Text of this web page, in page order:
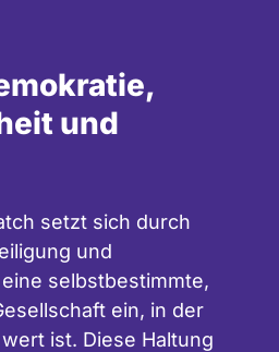
und
setzt sich durch
und
selbstbestimmte,
ein, in der
ist. Diese Haltung